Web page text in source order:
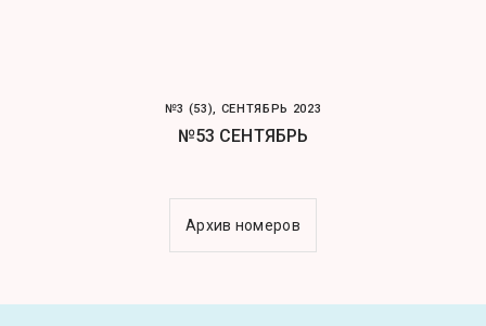
№3 (53), СЕНТЯБРЬ 2023
№53 СЕНТЯБРЬ
Архив номеров